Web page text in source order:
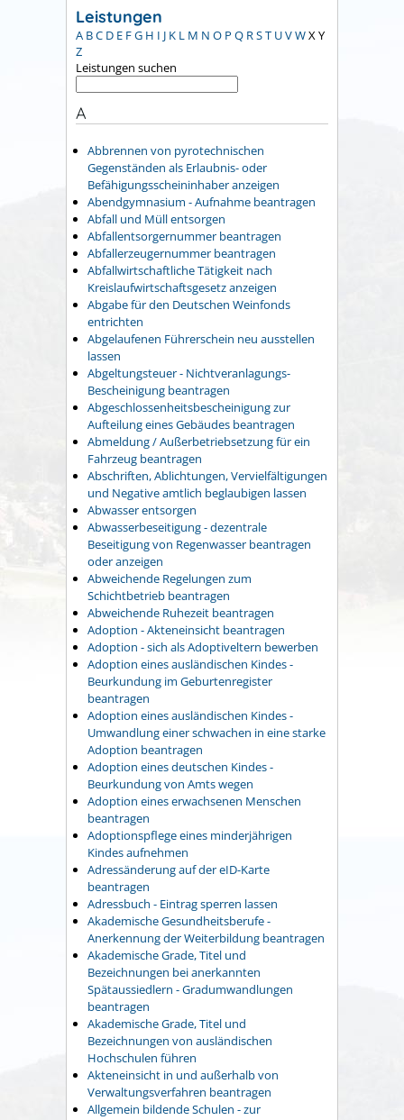
Leistungen
A BC D E FG H I J K L M N O P Q RST UVWXY
Z
Leistungen suchen
A
Abbrennen von pyrotechnischen
Gegenständen als Erlaubnis- oder
Befähigungsscheininhaber anzeigen
Abendgymnasium - Aufnahme beantragen
Abfall und Müll entsorgen
Abfallentsorgernummer beantragen
Abfallerzeugernummer beantragen
Abfallwirtschaftliche Tätigkeit nach
Kreislaufwirtschaftsgesetz anzeigen
Abgabe für den Deutschen Weinfonds
entrichten
Abgelaufenen Führerschein neu ausstellen
lassen
Abgeltungsteuer - Nichtveranlagungs-
Bescheinigung beantragen
Abgeschlossenheitsbescheinigung zur
Aufteilung eines Gebäudes beantragen
Abmeldung / Außerbetriebsetzung für ein
Fahrzeug beantragen
Abschriften, Ablichtungen, Vervielfältigungen
und Negative amtlich beglaubigen lassen
Abwasser entsorgen
Abwasserbeseitigung - dezentrale
Beseitigung von Regenwasser beantragen
oder anzeigen
Abweichende Regelungen zum
Schichtbetrieb beantragen
Abweichende Ruhezeit beantragen
Adoption - Akteneinsicht beantragen
Adoption - sich als Adoptiveltern bewerben
Adoption eines ausländischen Kindes -
Beurkundung im Geburtenregister
beantragen
Adoption eines ausländischen Kindes -
Umwandlung einer schwachen in eine starke
Adoption beantragen
Adoption eines deutschen Kindes -
Beurkundung von Amts wegen
Adoption eines erwachsenen Menschen
beantragen
Adoptionspflege eines minderjährigen
Kindes aufnehmen
Adressänderung auf der eID-Karte
beantragen
Adressbuch - Eintrag sperren lassen
Akademische Gesundheitsberufe -
Anerkennung der Weiterbildung beantragen
Akademische Grade, Titel und
Bezeichnungen bei anerkannten
Spätaussiedlern - Gradumwandlungen
beantragen
Akademische Grade, Titel und
Bezeichnungen von ausländischen
Hochschulen führen
Akteneinsicht in und außerhalb von
Verwaltungsverfahren beantragen
Allgemein bildende Schulen - zur